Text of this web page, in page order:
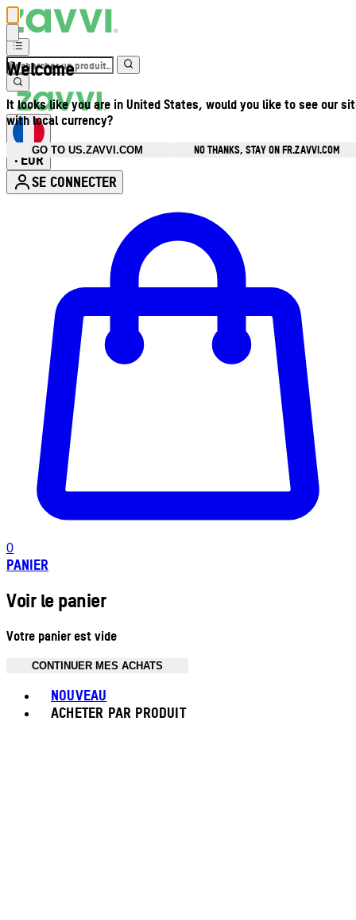
Welcome
It looks like you are in United States, would you like to see our
with local currency?
GO TO US.ZAVVI.COM
NO THANKS, STAY ON FR.ZAVVI.COM
• EUR
SE CONNECTER
0
PANIER
Voir le panier
Votre panier est vide
CONTINUER MES ACHATS
NOUVEAU
ACHETER PAR PRODUIT